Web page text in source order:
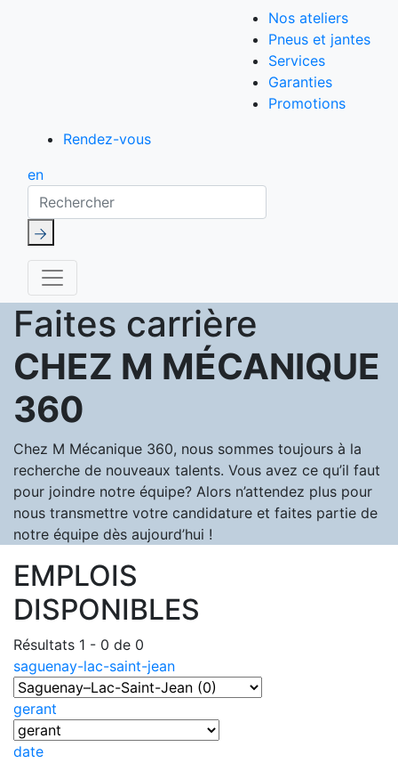
Nos ateliers
Pneus et jantes
Services
Garanties
Promotions
Rendez-vous
en
Rechercher
Faites carrière
CHEZ M MÉCANIQUE
360
Chez M Mécanique 360, nous sommes toujours à la
recherche de nouveaux talents. Vous avez ce qu’il faut
pour joindre notre équipe? Alors n’attendez plus pour
nous transmettre votre candidature et faites partie de
notre équipe dès aujourd’hui !
EMPLOIS
DISPONIBLES
Résultats 1 - 0 de 0
saguenay-lac-saint-jean
gerant
date